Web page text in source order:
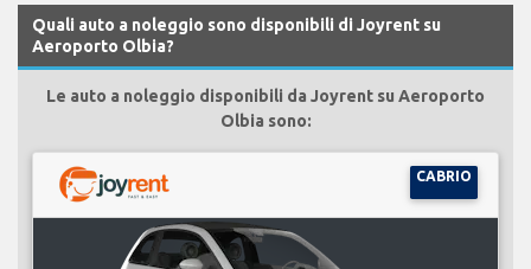
Quali auto a noleggio sono disponibili di Joyrent su
Aeroporto Olbia?
Le auto a noleggio disponibili da Joyrent su Aeroporto
Olbia sono:
CABRIO